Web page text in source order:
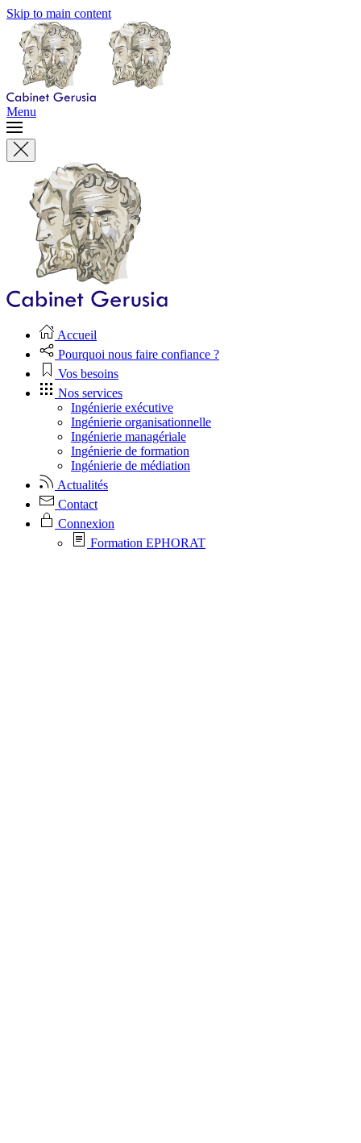
Skip to main content
Menu
Accueil
Pourquoi nous faire confiance ?
Vos besoins
Nos services
Ingénierie exécutive
Ingénierie organisationnelle
Ingénierie managériale
Ingénierie de formation
Ingénierie de médiation
Actualités
Contact
Connexion
Formation EPHORAT